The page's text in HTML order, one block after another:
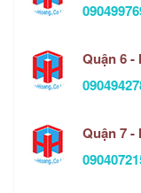
Quận 6 -
Quận 7